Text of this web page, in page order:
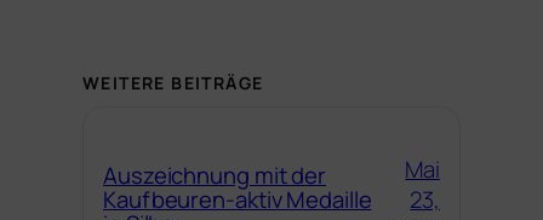
WEITERE BEITRÄGE
Auszeichnung mit der
Kaufbeuren-aktiv Medaille
Mai
23,